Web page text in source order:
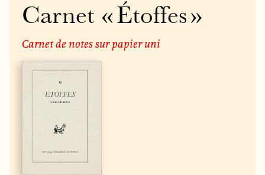
Carnet « Étoffes »
Carnet de notes sur papier uni